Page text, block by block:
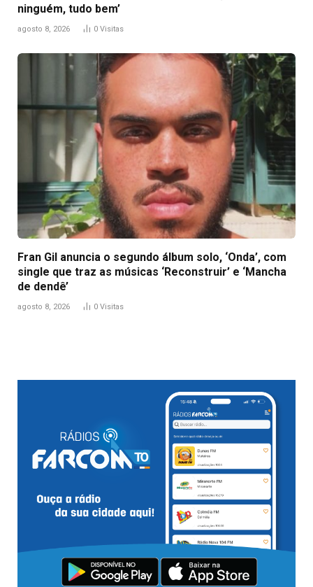
ninguém, tudo bem’
agosto 8, 2026 0 Visitas
Fran Gil anuncia o segundo álbum solo, ‘Onda’, com
single que traz as músicas ‘Reconstruir’ e ‘Mancha
de dendê’
agosto 8, 2026 0 Visitas